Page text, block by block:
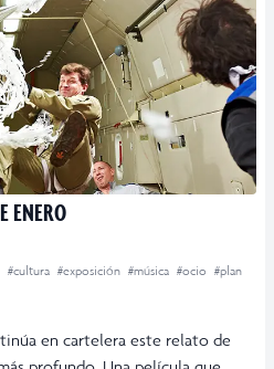
ENERO
#cultura #exposición #música #ocio #plan
en cartelera este relato de